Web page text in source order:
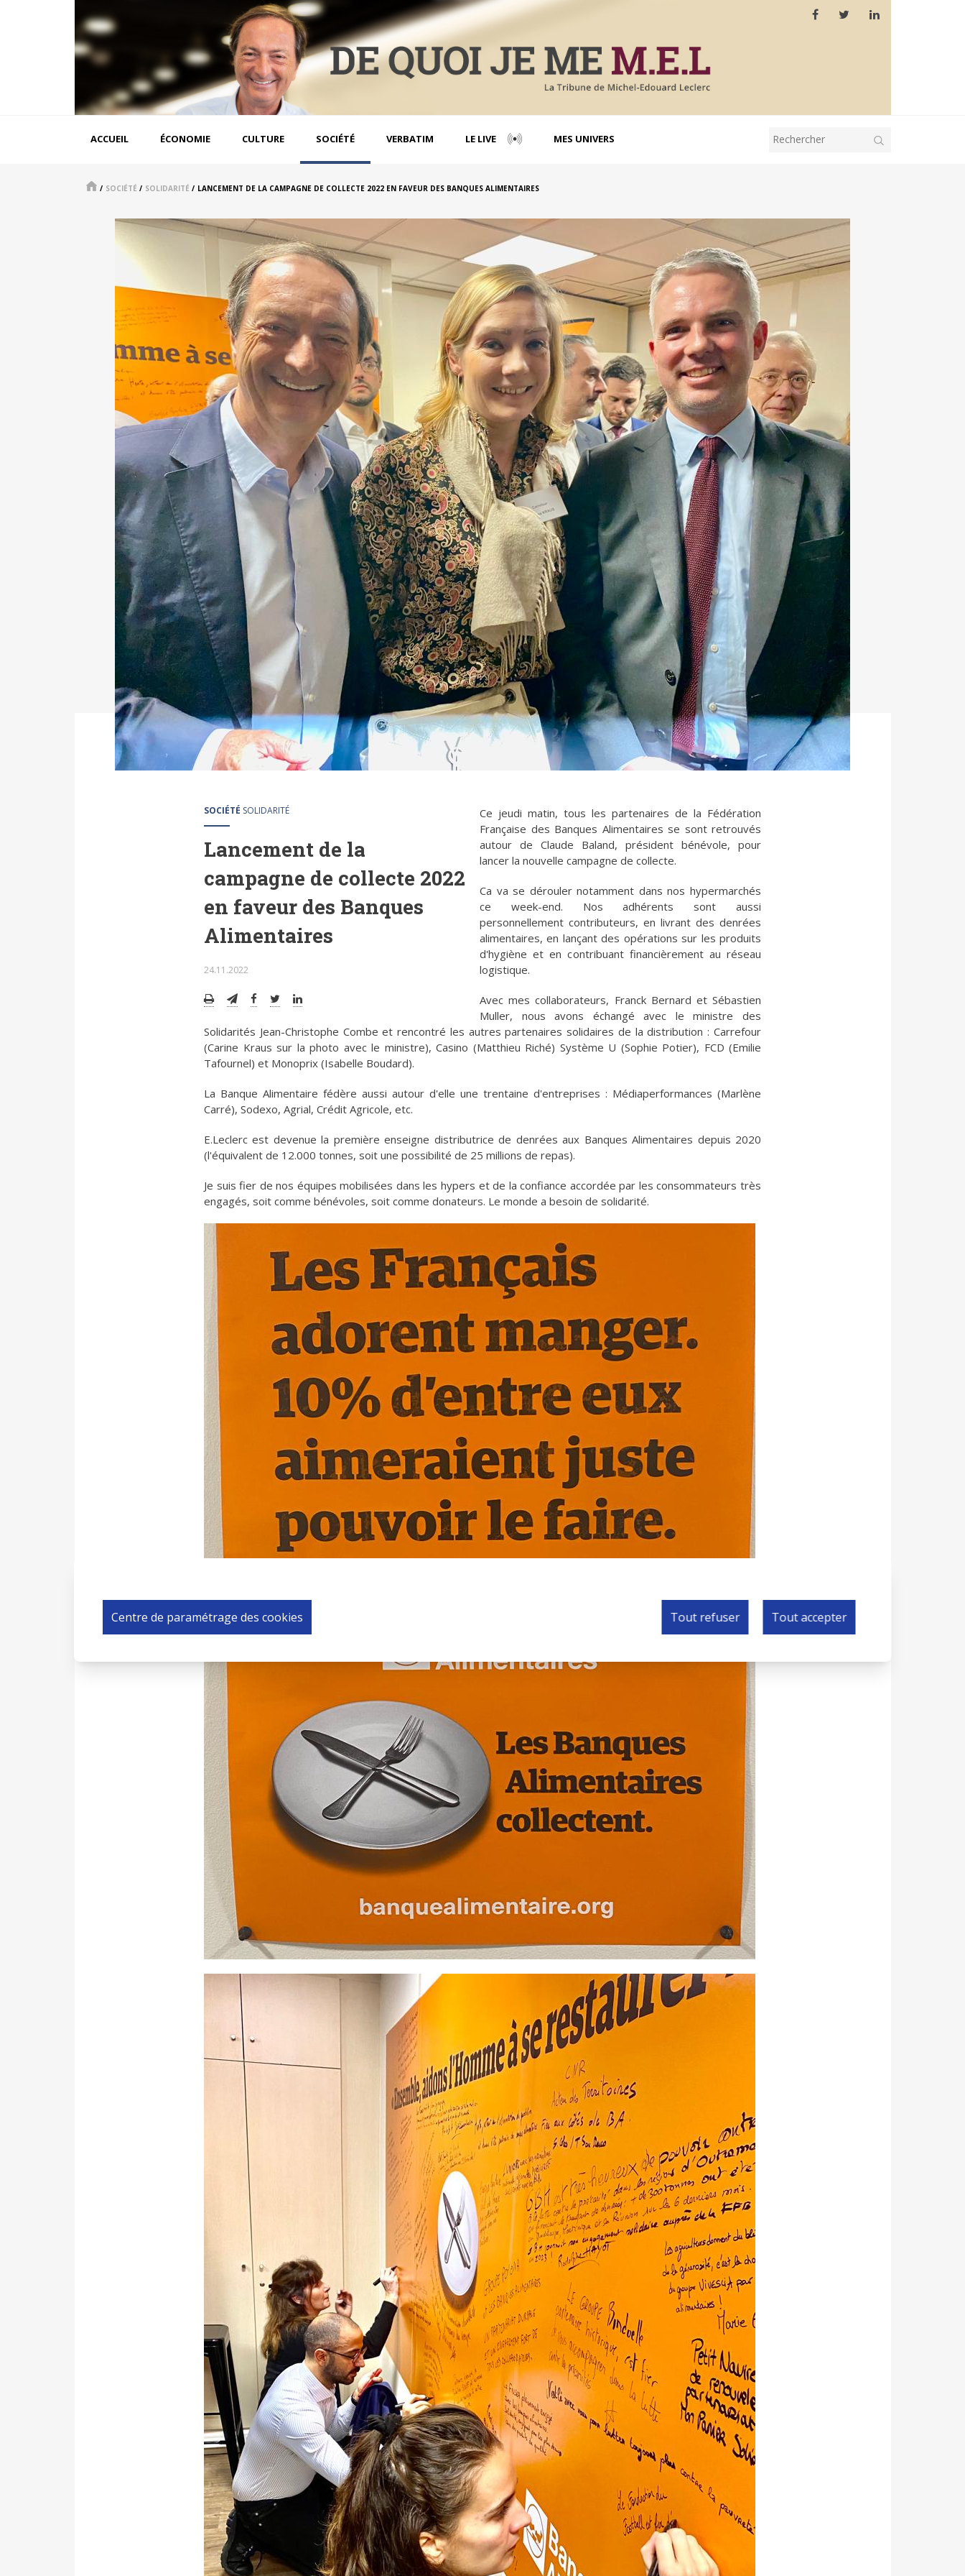
principale
ACCUEIL ÉCONOMIE CULTURE SOCIÉTÉ VERBATIM LE LIVE MES UNIVERS
/ SOCIÉTÉ / SOLIDARITÉ / LANCEMENT DE LA CAMPAGNE DE COLLECTE 2022 EN FAVEUR DES BANQUES ALIMENTAIRES
SOCIÉTÉ SOLIDARITÉ
Lancement de la
campagne de collecte 2022
en faveur des Banques
Alimentaires
24.11.2022
Ce jeudi matin, tous les partenaires de la Fédération
Française des Banques Alimentaires se sont retrouvés
autour de Claude Baland, président bénévole, pour
lancer la nouvelle campagne de collecte.
Ca va se dérouler notamment dans nos hypermarchés
ce week-end. Nos adhérents sont aussi
personnellement contributeurs, en livrant des denrées
alimentaires, en lançant des opérations sur les produits
d'hygiène et en contribuant financièrement au réseau
logistique.
Avec mes collaborateurs, Franck Bernard et Sébastien
Muller, nous avons échangé avec le ministre des
Solidarités Jean-Christophe Combe et rencontré les autres partenaires solidaires de la distribution : Carrefour
(Carine Kraus sur la photo avec le ministre), Casino (Matthieu Riché) Système U (Sophie Potier), FCD (Emilie
Tafournel) et Monoprix (Isabelle Boudard).
La Banque Alimentaire fédère aussi autour d'elle une trentaine d'entreprises : Médiaperformances (Marlène
Carré), Sodexo, Agrial, Crédit Agricole, etc.
E.Leclerc est devenue la première enseigne distributrice de denrées aux Banques Alimentaires depuis 2020
(l'équivalent de 12.000 tonnes, soit une possibilité de 25 millions de repas).
Je suis fier de nos équipes mobilisées dans les hypers et de la confiance accordée par les consommateurs très
engagés, soit comme bénévoles, soit comme donateurs. Le monde a besoin de solidarité.
Centre de paramétrage des cookies Tout refuser Tout accepter